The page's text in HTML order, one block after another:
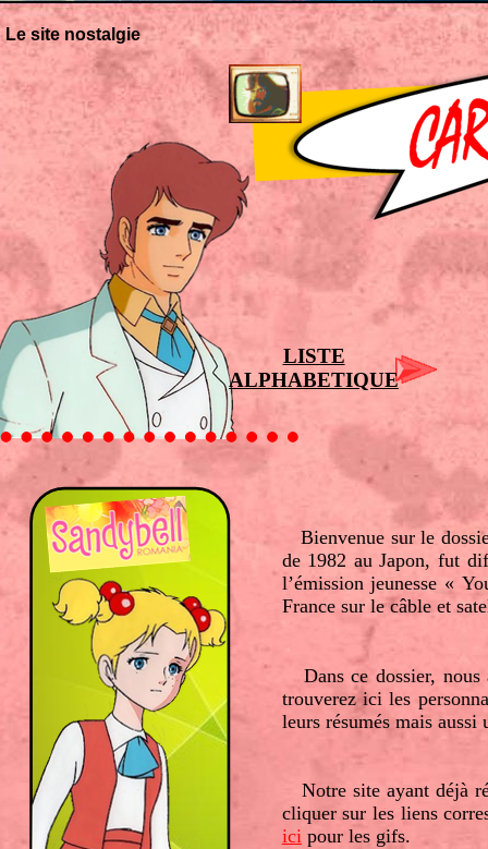
Bienvenue sur le
de 1982 au Japon, fut
l’émission jeunesse «
France sur le câble et
Dans ce dossier, nous
trouverez ici les
leurs résumés mais aussi
Notre site ayant déjà
cliquer sur les liens
icipour les gifs.
Le site nostalgie
LISTE
ALPHABETIQUE